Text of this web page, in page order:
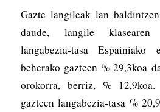
Gazte langileak lan
daude, langile klasearen
langabezia-tasa
beherako gazteen % 29,3koa
orokorra, berriz, % 12,9koa.
gazteen langabezia-tasa %